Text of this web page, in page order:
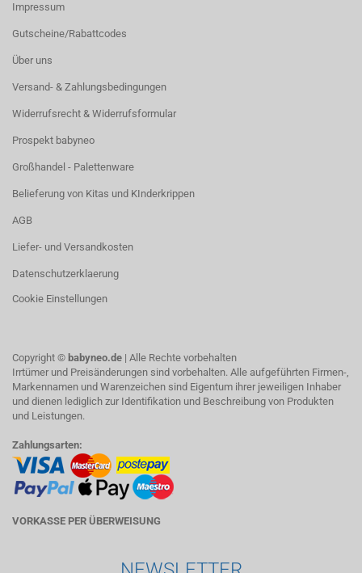
Impressum
Gutscheine/Rabattcodes
Über uns
Versand- & Zahlungsbedingungen
Widerrufsrecht & Widerrufsformular
Prospekt babyneo
Großhandel - Palettenware
Belieferung von Kitas und KInderkrippen
AGB
Liefer- und Versandkosten
Datenschutzerklaerung
Cookie Einstellungen
Copyright © babyneo.de | Alle Rechte vorbehalten
Irrtümer und Preisänderungen sind vorbehalten. Alle aufgeführten Firmen-,
Markennamen und Warenzeichen sind Eigentum ihrer jeweiligen Inhaber
und dienen lediglich zur Identifikation und Beschreibung von Produkten
und Leistungen.
Zahlungsarten:
VORKASSE PER ÜBERWEISUNG